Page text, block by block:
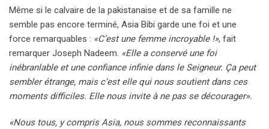
Même si le calvaire de la pakistanaise et de sa famille ne
semble pas encore terminé, Asia Bibi garde une foi et une
force remarquables : «C’est une femme incroyable !», fait
remarquer Joseph Nadeem. «Elle a conservé une foi
inébranlable et une confiance infinie dans le Seigneur. Ça peut
sembler étrange, mais c’est elle qui nous soutient dans ces
moments difficiles. Elle nous invite à ne pas se décourager».
«Nous tous, y compris Asia, nous sommes reconnaissants